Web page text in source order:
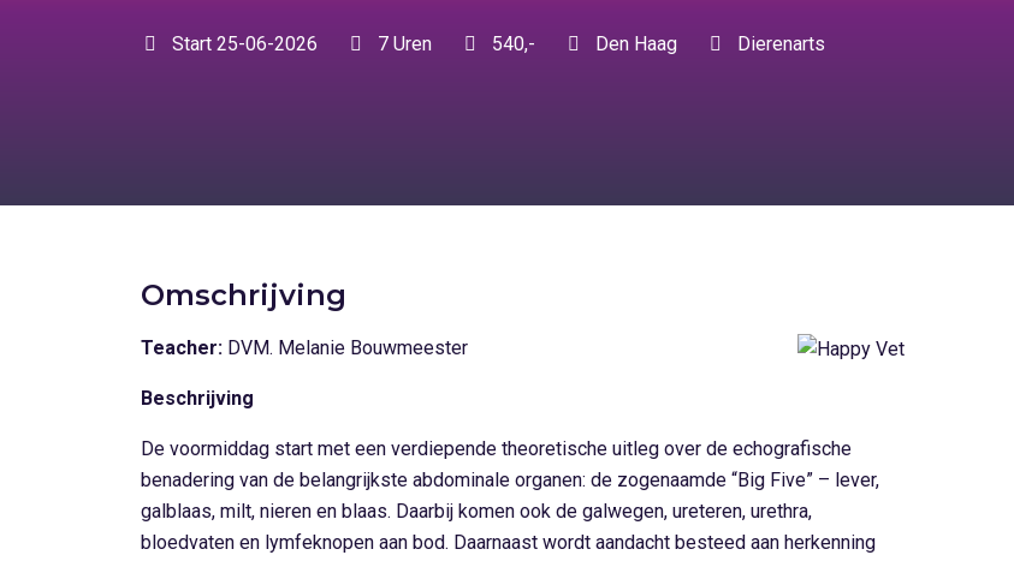
Start 25-06-2026 7 Uren 540,- Den Haag Dierenarts
Omschrijving
Teacher: DVM. Melanie Bouwmeester
Beschrijving
De voormiddag start met een verdiepende theoretische uitleg over de echografische
benadering van de belangrijkste abdominale organen: de zogenaamde “Big Five” – lever,
galblaas, milt, nieren en blaas. Daarbij komen ook de galwegen, ureteren, urethra,
bloedvaten en lymfeknopen aan bod. Daarnaast wordt aandacht besteed aan herkenning